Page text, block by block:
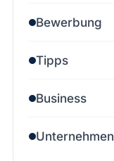
Bewerbung
Tipps
Business
Unternehmen